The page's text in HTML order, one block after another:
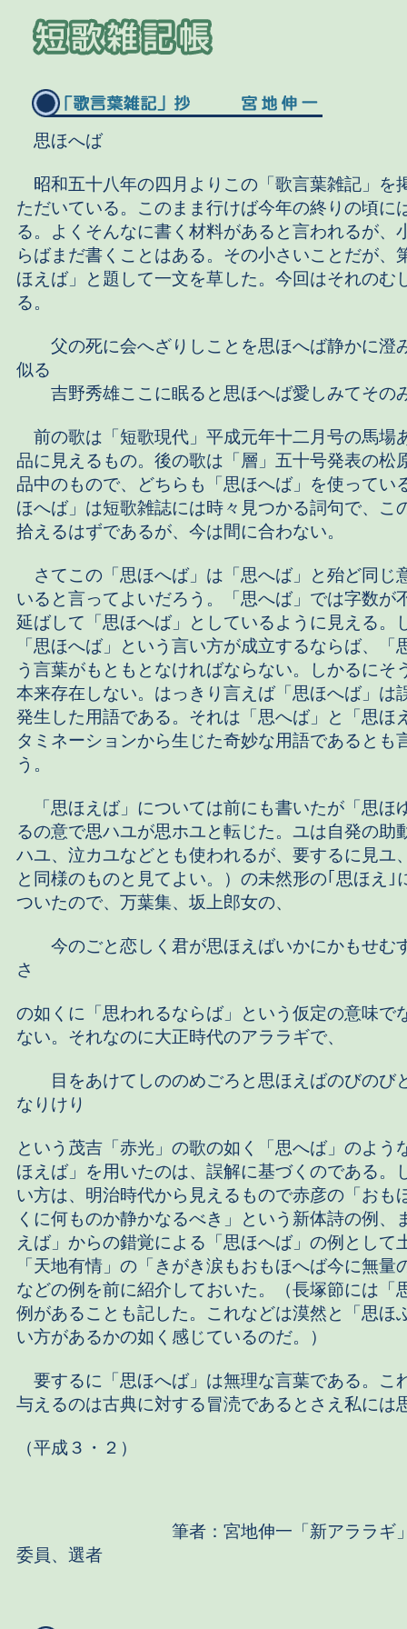
思ほへば
昭和五十八年の四月よりこの「歌言葉雑記」を
ただいている。このまま行けば今年の終りの頃に
る。よくそんなに書く材料があると言われるが、
らばまだ書くことはある。その小さいことだが、
ほえば」と題して一文を草した。今回はそれのむ
る。
父の死に会へざりしことを思ほへば静かに澄
似る
吉野秀雄ここに眠ると思ほへば愛しみてその
前の歌は「短歌現代」平成元年十二月号の馬場
品に見えるもの。後の歌は「層」五十号発表の松
品中のもので、どちらも「思ほへば」を使ってい
ほへば」は短歌雑誌には時々見つかる詞句で、こ
拾えるはずであるが、今は間に合わない。
さてこの「思ほへば」は「思へば」と殆ど同じ
いると言ってよいだろう。「思へば」では字数が
延ばして「思ほへば」としているように見える。
「思ほへば」という言い方が成立するならば、「
う言葉がもともとなければならない。しかるにそ
本来存在しない。はっきり言えば「思ほへば」は
発生した用語である。それは「思へば」と「思ほ
タミネーションから生じた奇妙な用語であるとも
う。
「思ほえば」については前にも書いたが「思ほ
るの意で思ハユが思ホユと転じた。ユは自発の助
ハユ、泣カユなどとも使われるが、要するに見ユ
と同様のものと見てよい。）の未然形の｢思ほえ｣
ついたので、万葉集、坂上郎女の、
今のごと恋しく君が思ほえばいかにかもせむ
さ
の如くに「思われるならば」という仮定の意味で
ない。それなのに大正時代のアララギで、
目をあけてしののめごろと思ほえばのびのび
なりけり
という茂吉「赤光」の歌の如く「思へば」のよう
ほえば」を用いたのは、誤解に基づくのである。
い方は、明治時代から見えるもので赤彦の「おも
くに何ものか静かなるべき」という新体詩の例、
えば」からの錯覚による「思ほへば」の例として
「天地有情」の「きがき涙もおもほへば今に無量
などの例を前に紹介しておいた。（長塚節には「
例があることも記した。これなどは漠然と「思ほ
い方があるかの如く感じているのだ。）
要するに「思ほへば」は無理な言葉である。こ
与えるのは古典に対する冒涜であるとさえ私には
（平成３・２）
筆者：宮地伸一「新アララギ」代
委員、選者